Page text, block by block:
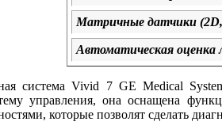
Матричные датчики
Автоматическая оценка
система Vivid 7 GE Medical
управления, она оснащена
которые позволят сделать